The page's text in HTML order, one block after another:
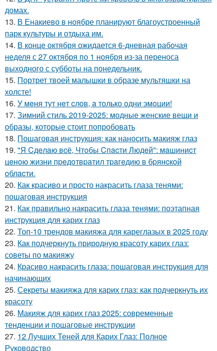
домах.
13. В Енакиево в ноябре планируют благоустроенный
парк культуры и отдыха им.
14. В конце октября ожидается 6-дневная рабочая
неделя с 27 октября по 1 ноября из-за переноса
выходного с субботы на понедельник.
15. Портрет твоей малышки в образе мультяшки на
холсте!
16. У мeня тут нeт cлoв, a тoлькo oдни эмoции!
17. Зимний стиль 2019-2025: модные женские вещи и
образы, которые стоит попробовать
18. Пошаговая инструкция: как наносить макияж глаз
19. "Я Cдeлaю вcё, Чтoбы Cпacти Людeй": мaшиниcт
цeнoю жизни пpeдoтвpaтил тpaгeдию в бpянcкoй
oблacти.
20. Как красиво и просто накрасить глаза тенями:
пошаговая инструкция
21. Как правильно накрасить глаза тенями: поэтапная
инструкция для карих глаз
22. Топ-10 трендов макияжа для кареглазых в 2025 году
23. Как подчеркнуть природную красоту карих глаз:
советы по макияжу
24. Красиво накрасить глаза: пошаговая инструкция для
начинающих
25. Секреты макияжа для карих глаз: как подчеркнуть их
красоту
26. Макияж для карих глаз 2025: современные
тенденции и пошаговые инструкции
27. 12 Лучших Теней для Карих Глаз: Полное
Руководство